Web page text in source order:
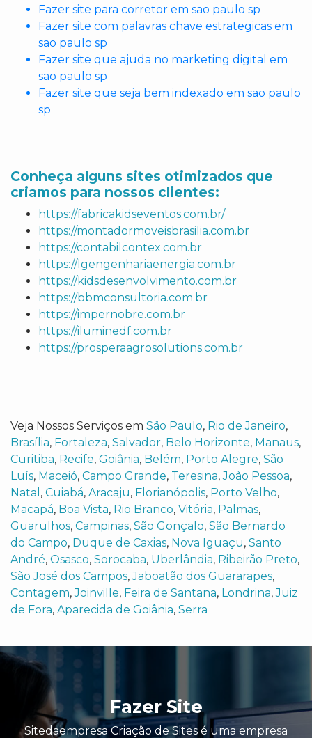
Fazer site para corretor em sao paulo sp
Fazer site com palavras chave estrategicas em
sao paulo sp
Fazer site que ajuda no marketing digital em
sao paulo sp
Fazer site que seja bem indexado em sao paulo
sp
Conheça alguns sites otimizados que
criamos para nossos clientes:
https://fabricakidseventos.com.br/
https://montadormoveisbrasilia.com.br
https://contabilcontex.com.br
https://lgengenhariaenergia.com.br
https://kidsdesenvolvimento.com.br
https://bbmconsultoria.com.br
https://impernobre.com.br
https://iluminedf.com.br
https://prosperaagrosolutions.com.br
Veja Nossos Serviços em São Paulo, Rio de Janeiro,
Brasília, Fortaleza, Salvador, Belo Horizonte, Manaus,
Curitiba, Recife, Goiânia, Belém, Porto Alegre, São
Luís, Maceió, Campo Grande, Teresina,João Pessoa,
Natal , Cuiabá, Aracaju, Florianópolis, Porto Velho,
Macapá, Boa Vista, Rio Branco, Vitória, Palmas,
Guarulhos, Campinas, São Gonçalo, São Bernardo
do Campo, Duque de Caxias, Nova Iguaçu, Santo
André, Osasco, Sorocaba, Uberlândia, Ribeirão Preto,
São José dos Campos,Jaboatão dos Guararapes,
Contagem,Joinville, Feira de Santana, Londrina,Juiz
de Fora, Aparecida de Goiânia, Serra
Fazer Site
Sitedaempresa Criação de Sites é uma empresa